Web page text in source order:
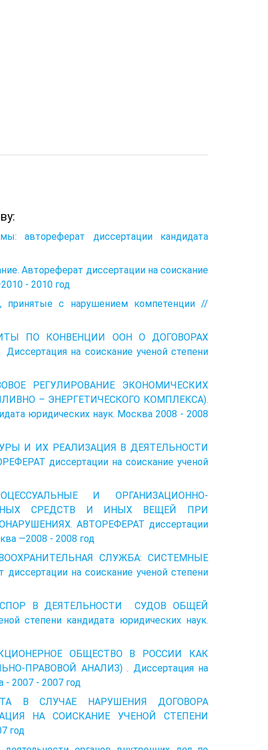
автореферат диссертации кандидата
Автореферат диссертации на соискание
- 2010 год
принятые с нарушением компетенции //
ПО КОНВЕНЦИИ ООН О ДОГОВОРАХ
на соискание ученой степени
РЕГУЛИРОВАНИЕ ЭКОНОМИЧЕСКИХ
– ЭНЕРГЕТИЧЕСКОГО КОМПЛЕКСА).
юридических наук. Москва 2008 - 2008
И ИХ РЕАЛИЗАЦИЯ В ДЕЯТЕЛЬНОСТИ
диссертации на соискание ученой
И ОРГАНИЗАЦИОННО-
СРЕДСТВ И ИНЫХ ВЕЩЕЙ ПРИ
АВТОРЕФЕРАТ диссертации
—2008 - 2008 год
СЛУЖБА: СИСТЕМНЫЕ
на соискание ученой степени
СПОР В ДЕЯТЕЛЬНОCТИ СУДОВ ОБЩЕЙ
степени кандидата юридических наук.
ОБЩЕСТВО В РОССИИ КАК
ПРАВОВОЙ АНАЛИЗ) . Диссертация на
- 2007 - 2007 год
В СЛУЧАЕ НАРУШЕНИЯ ДОГОВОРА
НА СОИСКАНИЕ УЧЕНОЙ СТЕПЕНИ
год